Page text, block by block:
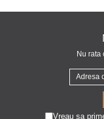
Nu rata
Vreau sa